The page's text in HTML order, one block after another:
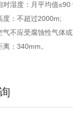
湿度：月平均值
：不超过2000m;
应受腐蚀性气体或
：340mm。